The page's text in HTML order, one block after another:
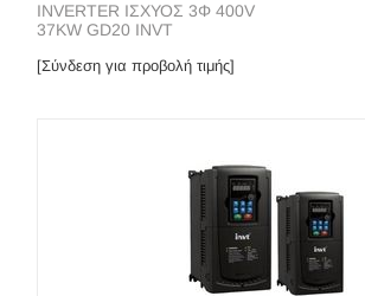
INVERTER ΙΣΧΥΟΣ 3Φ 400V
37KW GD20 INVT
[Σύνδεση για προβολή τιμής]